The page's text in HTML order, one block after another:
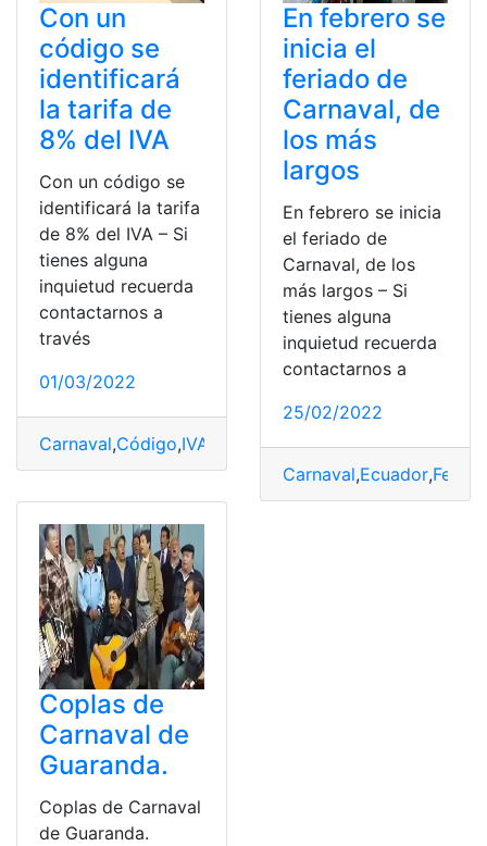
Con un
código se
identificará
la tarifa de
8% del IVA
Con un código se
identificará la tarifa
de 8% del IVA – Si
tienes alguna
inquietud recuerda
contactarnos a
través
01/03/2022
Carnaval,Código,IVA Negocios,tarifa
En febrero se
inicia el
feriado de
Carnaval, de
los más
largos
En febrero se inicia
el feriado de
Carnaval, de los
más largos – Si
tienes alguna
inquietud recuerda
contactarnos a
25/02/2022
Carnaval,Ecuador,
Coplas de
Carnaval de
Guaranda.
Coplas de Carnaval
de Guaranda.